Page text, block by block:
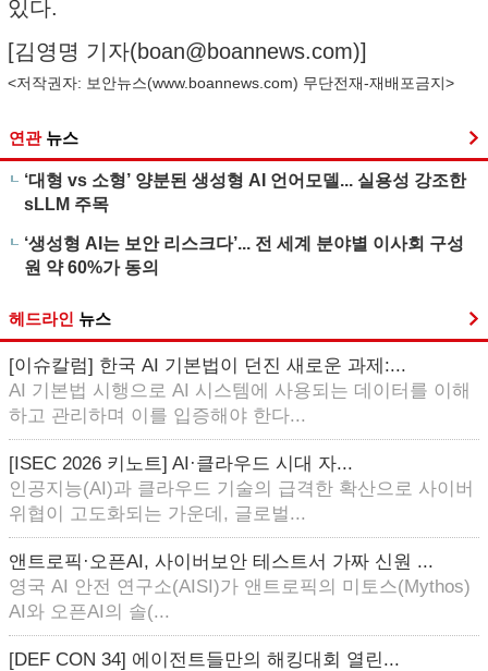
있다.
[김영명 기자(boan@boannews.com)]
<저작권자: 보안뉴스(www.boannews.com) 무단전재-재배포금지>
연관 뉴스
‘대형 vs 소형’ 양분된 생성형 AI 언어모델... 실용성 강조한
sLLM 주목
‘생성형 AI는 보안 리스크다’... 전 세계 분야별 이사회 구성
원 약 60%가 동의
헤드라인 뉴스
[이슈칼럼] 한국 AI 기본법이 던진 새로운 과제:...
AI 기본법 시행으로 AI 시스템에 사용되는 데이터를 이해
하고 관리하며 이를 입증해야 한다...
[ISEC 2026 키노트] AI·클라우드 시대 자...
인공지능(AI)과 클라우드 기술의 급격한 확산으로 사이버
위협이 고도화되는 가운데, 글로벌...
앤트로픽·오픈AI, 사이버보안 테스트서 가짜 신원 ...
영국 AI 안전 연구소(AISI)가 앤트로픽의 미토스(Mythos)
AI와 오픈AI의 솔(...
[DEF CON 34] 에이전트들만의 해킹대회 열린...